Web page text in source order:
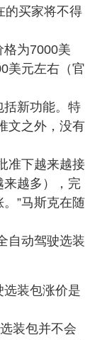
的买家将不得
格为7000美
美元左右（官
括新功能。特
文之外，没有
准下越来越接
来越多），完
”马斯克在随
自动驾驶选装
装包涨价是
装包并不会